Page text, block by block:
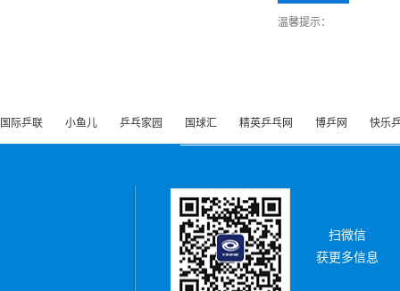
温馨提示：
国际乒联 小鱼儿 乒乓家园 国球汇 精英乒乓网 博乒网 快乐
扫微信
获更多信息